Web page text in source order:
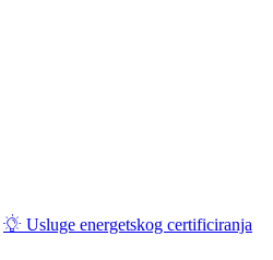
Usluge energetskog certificiranja